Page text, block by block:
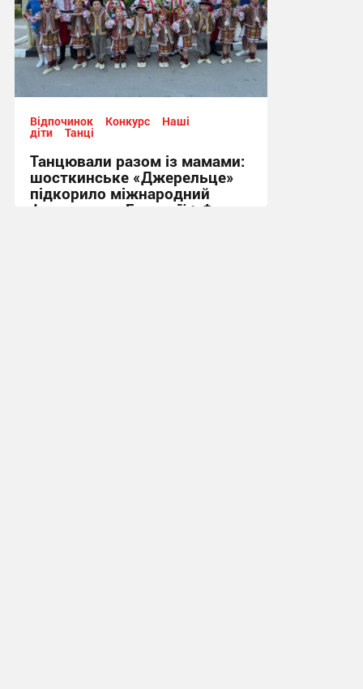
Відпочинок Конкурс Наші
діти Танці
Танцювали разом із мамами:
шосткинське «Джерельце»
підкорило міжнародний
фестиваль у Болгарії + Фото